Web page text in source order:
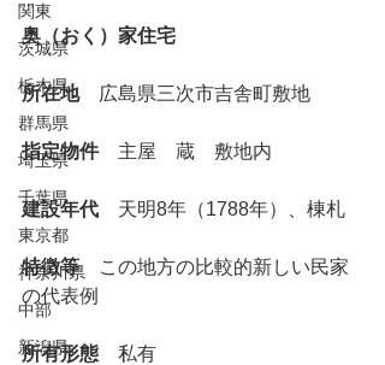
関東
茨城県
栃木県
群馬県
埼玉県
千葉県
東京都
神奈川県
中部
新潟県
奥（おく）家住宅
所在地 広島県三次市吉舎町敷地
指定物件 主屋　蔵　敷地内
建設年代 天明8年（1788年）、棟札
特徴等 この地方の比較的新しい民家
の代表例
所有形態 私有